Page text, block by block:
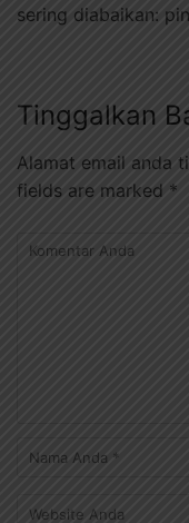
sering diabaikan:
Tinggalkan
Alamat email anda
fields are marked *